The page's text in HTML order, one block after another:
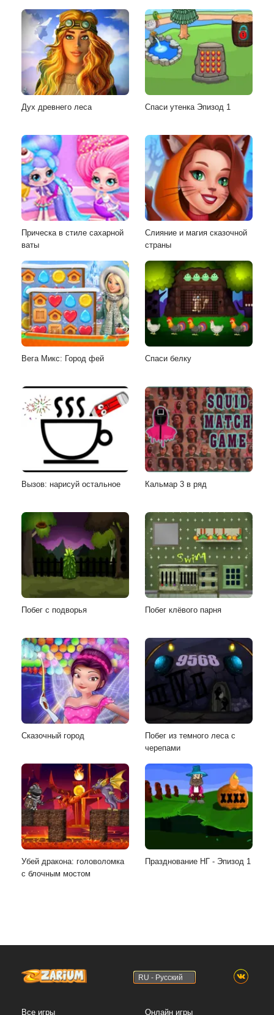
Дух древнего леса Спаси утенка Эпизод 1
Прическа в стиле сахарной
ваты
Слияние и магия сказочной
страны
Вега Микс: Город фей Спаси белку
Вызов: нарисуй остальное Кальмар 3 в ряд
Побег с подворья Побег клёвого парня
Сказочный город
Побег из темного леса с
черепами
Убей дракона: головоломка
с блочным мостом
Празднование НГ - Эпизод 1
RU - Русский
Все игры Онлайн игры